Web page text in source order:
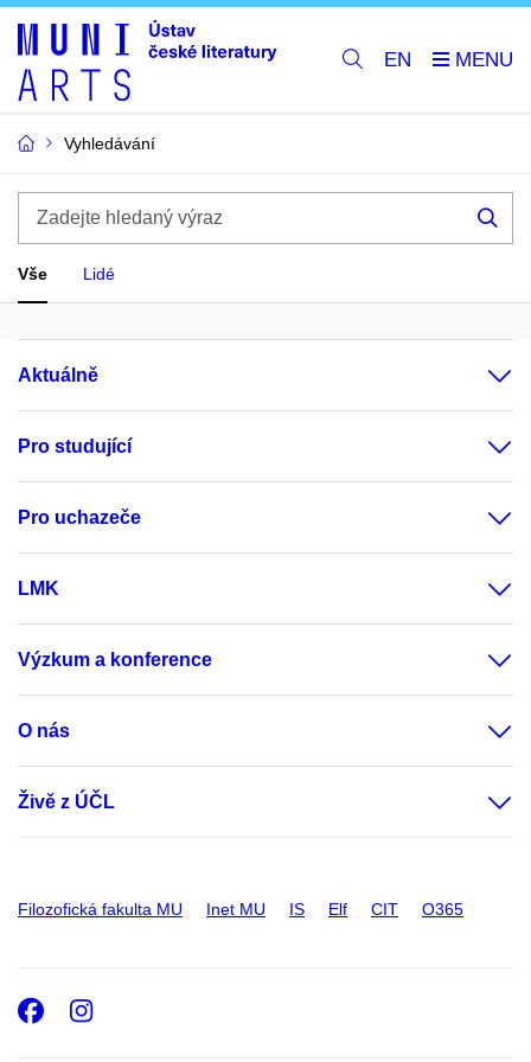
EN
Vyhledávání
hledaný
Vše
Lidé
Aktuálně
Pro studující
Pro uchazeče
LMK
Výzkum a konference
O nás
Živě z ÚČL
Filozofická fakulta MU Inet MU IS Elf CIT O365
Facebook
Instagram